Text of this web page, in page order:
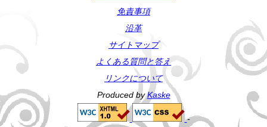
免責事項
沿革
サイトマップ
よくある質問と答え
リンクについて
Produced byKaske
-